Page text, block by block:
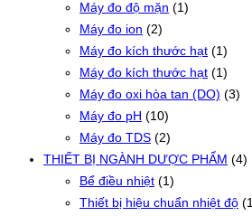
Máy đo độ mặn (1)
Máy đo ion (2)
Máy đo kích thước hạt (1)
Máy đo kích thước hạt (1)
Máy đo oxi hòa tan (DO) (3)
Máy đo pH (10)
Máy đo TDS (2)
THIẾT BỊ NGÀNH DƯỢC PHẨM (4)
Bể điều nhiệt (1)
Thiết bị hiệu chuẩn nhiệt độ